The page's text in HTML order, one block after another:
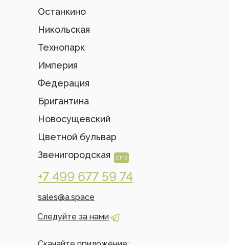
sales@a.space
Цветной бульвар
Звенигородская
Федерация
Никольская
Новосущевский
Бригантина
Империя
Следуйте за нами
Технопарк
+7 499 677 59 74
Останкино
СПБ